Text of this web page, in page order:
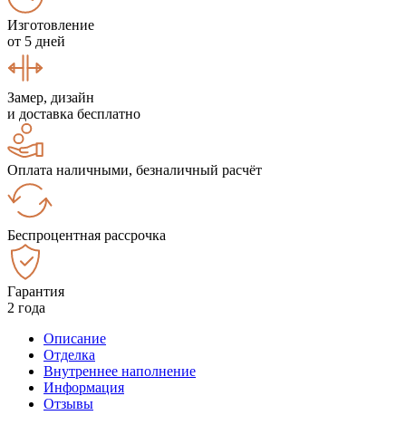
Изготовление
от 5 дней
Замер, дизайн
и доставка бесплатно
Оплата наличными, безналичный расчёт
Беспроцентная рассрочка
Гарантия
2 года
Описание
Отделка
Внутреннее наполнение
Информация
Отзывы